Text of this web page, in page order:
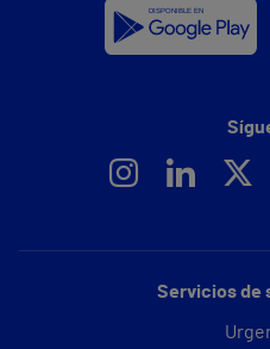
Servicios de